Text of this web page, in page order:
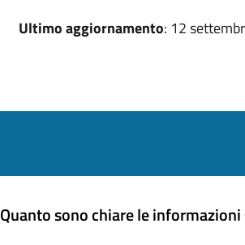
Ultimo aggiornamento: 12
Quanto sono chiare le